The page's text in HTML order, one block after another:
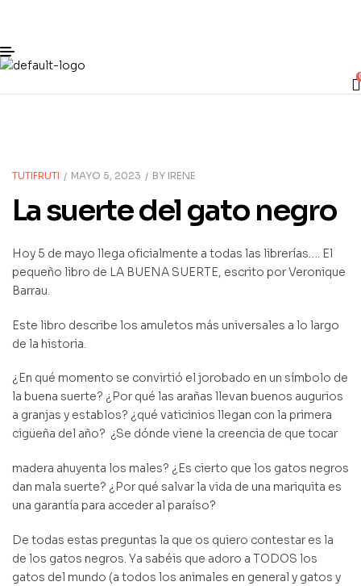
TUTIFRUTI MAYO 5, 2023 BY IRENE
La suerte del gato negro
Hoy 5 de mayo llega oficialmente a todas las librerías…. El
pequeño libro de LA BUENA SUERTE, escrito por Veronique
Barrau.
Este libro describe los amuletos más universales a lo largo
de la historia.
¿En qué momento se convirtió el jorobado en un símbolo de
la buena suerte? ¿Por qué las arañas llevan buenos augurios
a granjas y establos? ¿qué vaticinios llegan con la primera
cigüeña del año? ¿Se dónde viene la creencia de que tocar
madera ahuyenta los males? ¿Es cierto que los gatos negros
dan mala suerte? ¿Por qué salvar la vida de una mariquita es
una garantía para acceder al paraíso?
De todas estas preguntas la que os quiero contestar es la
de los gatos negros. Ya sabéis que adoro a TODOS los
gatos del mundo (a todos los animales en general y gatos y